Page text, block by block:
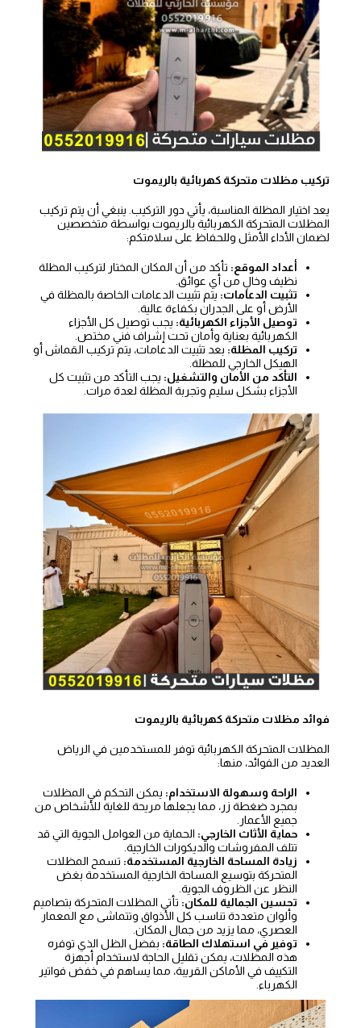
تركيب مظلات متحركة كهربائية بالريموت
يعد اختيار المظلة المناسبة، يأتي دور التركيب. ينبغي أن يتم تركيب
المظلات المتحركة الكهربائية بالريموت بواسطة متخصصين
لضمان الأداء الأمثل وللحفاظ على سلامتكم:
أعداد الموقع: تأكد من أن المكان المختار لتركيب المظلة
نظيف وخالٍ من أي عوائق.
تثبيت الدعامات: يتم تثبيت الدعامات الخاصة بالمظلة في
الأرض أو على الجدران بكفاءة عالية.
توصيل الأجزاء الكهربائية: يجب توصيل كل الأجزاء
الكهربائية بعناية وأمان تحت إشراف فني مختص.
تركيب المظلة: بعد تثبيت الدعامات، يتم تركيب القماش أو
الهيكل الخارجي للمظلة.
التأكد من الأمان والتشغيل: يجب التأكد من تثبيت كل
الأجزاء بشكل سليم وتجربة المظلة لعدة مرات.
فوائد مظلات متحركة كهربائية بالريموت
المظلات المتحركة الكهربائية توفر للمستخدمين في الرياض
العديد من الفوائد، منها:
الراحة وسهولة الاستخدام: يمكن التحكم في المظلات
بمجرد ضغطة زر، مما يجعلها مريحة للغاية للأشخاص من
جميع الأعمار.
حماية الأثاث الخارجي: الحماية من العوامل الجوية التي قد
تتلف المفروشات والديكورات الخارجية.
زيادة المساحة الخارجية المستخدمة: تسمح المظلات
المتحركة بتوسيع المساحة الخارجية المستخدمة بغض
النظر عن الظروف الجوية.
تحسين الجمالية للمكان: تأتي المظلات المتحركة بتصاميم
وألوان متعددة تناسب كل الأذواق وتتماشى مع المعمار
العصري، مما يزيد من جمال المكان.
توفير في استهلاك الطاقة: بفضل الظل الذي توفره
هذه المظلات، يمكن تقليل الحاجة لاستخدام أجهزة
التكييف في الأماكن القريبة، مما يساهم في خفض فواتير
الكهرباء.